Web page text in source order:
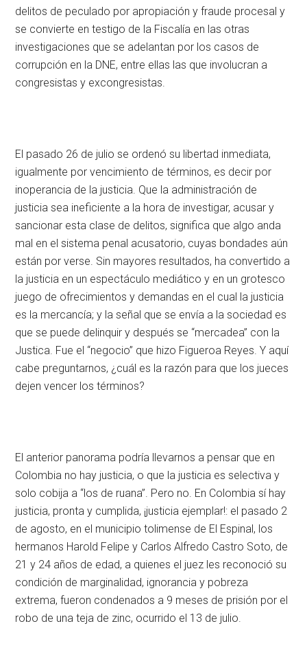
delitos de peculado por apropiación y fraude procesal y
se convierte en testigo de la Fiscalía en las otras
investigaciones que se adelantan por los casos de
corrupción en la DNE, entre ellas las que involucran a
congresistas y excongresistas.
El pasado 26 de julio se ordenó su libertad inmediata,
igualmente por vencimiento de términos, es decir por
inoperancia de la justicia. Que la administración de
justicia sea ineficiente a la hora de investigar, acusar y
sancionar esta clase de delitos, significa que algo anda
mal en el sistema penal acusatorio, cuyas bondades aún
están por verse. Sin mayores resultados, ha convertido a
la justicia en un espectáculo mediático y en un grotesco
juego de ofrecimientos y demandas en el cual la justicia
es la mercancía; y la señal que se envía a la sociedad es
que se puede delinquir y después se “mercadea” con la
Justica. Fue el “negocio” que hizo Figueroa Reyes. Y aquí
cabe preguntarnos, ¿cuál es la razón para que los jueces
dejen vencer los términos?
El anterior panorama podría llevarnos a pensar que en
Colombia no hay justicia, o que la justicia es selectiva y
solo cobija a “los de ruana”. Pero no. En Colombia sí hay
justicia, pronta y cumplida, ¡justicia ejemplar!: el pasado 2
de agosto, en el municipio tolimense de El Espinal, los
hermanos Harold Felipe y Carlos Alfredo Castro Soto, de
21 y 24 años de edad, a quienes el juez les reconoció su
condición de marginalidad, ignorancia y pobreza
extrema, fueron condenados a 9 meses de prisión por el
robo de una teja de zinc, ocurrido el 13 de julio.